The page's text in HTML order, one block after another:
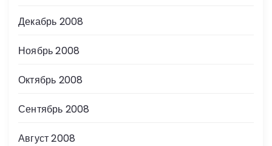
Декабрь 2008
Ноябрь 2008
Октябрь 2008
Сентябрь 2008
Август 2008